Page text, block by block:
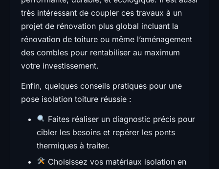
très intéressant de coupler ces travaux à un
projet de rénovation plus global incluant la
rénovation de toiture ou même l’aménagement
des combles pour rentabiliser au maximum
votre investissement.
Enfin, quelques conseils pratiques pour une
pose isolation toiture réussie :
Faites réaliser un diagnostic précis pour
cibler les besoins et repérer les ponts
thermiques à traiter.
Choisissez vos matériaux isolation en